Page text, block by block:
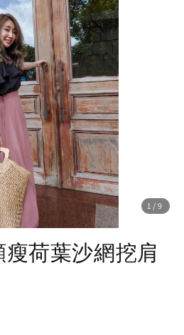
1 /9
瘦荷葉沙網挖肩